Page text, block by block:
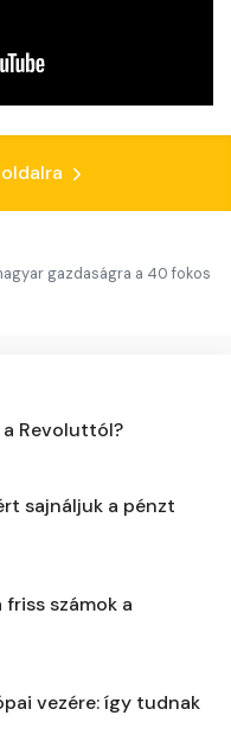
gazdaságra a 40 fokos
Revoluttól?
sajnáljuk a pénzt
számok a
vezére: így tudnak